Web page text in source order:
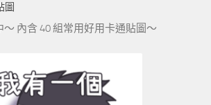
圖
內含 40 組常用好用卡通貼圖～